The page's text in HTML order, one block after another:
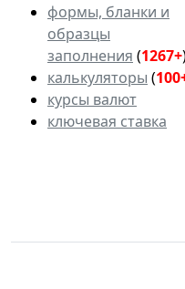
формы, бланки и
образцы
заполнения (1267+
калькуляторы (
курсы валют
ключевая ставка